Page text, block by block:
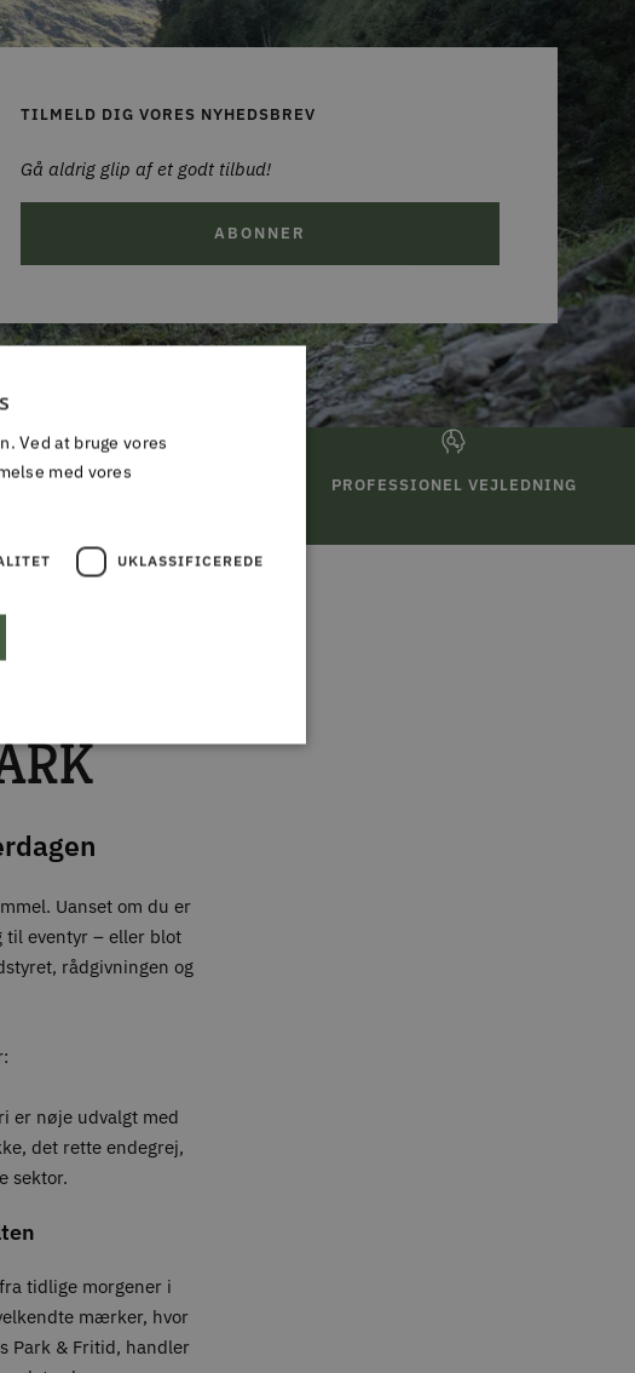
TILMELD DIG VORES NYHEDSBREV
Gå aldrig glip af et godt tilbud!
ABONNER
RETURRET PROFESSIONEL VEJLEDNING
Uanset om du er
til eventyr – eller blot
rådgivningen og
er nøje udvalgt med
det rette endegrej,
sektor.
tidlige morgener i
mærker, hvor
Park & Fritid, handler
Ved at bruge vores
med vores
UKLASSIFICEREDE